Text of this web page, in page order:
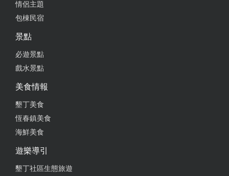
情侶主題
包棟民宿
景點
必遊景點
戲水景點
美食情報
墾丁美食
恆春鎮美食
海鮮美食
遊樂導引
墾丁社區生態旅遊